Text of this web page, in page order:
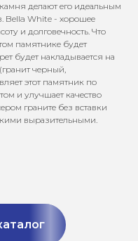
делают его идеальным
Bella White - хорошее
и долговечность. Что
памятнике будет
будет накладывается на
черный,
этот памятник по
и улучшает качество
граните без вставки
выразительными.